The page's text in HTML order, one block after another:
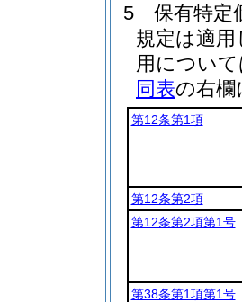
5
保有特定
規定は適
用につい
同表の右欄
第12条第1項
第12条第2項
第12条第2項第1号
第38条第1項第1号